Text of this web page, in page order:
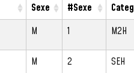
Sexe #Sexe Categ
M 1 M2H
M 2 SEH